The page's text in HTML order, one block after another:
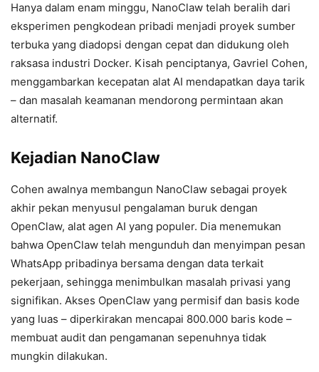
Hanya dalam enam minggu, NanoClaw telah beralih dari
eksperimen pengkodean pribadi menjadi proyek sumber
terbuka yang diadopsi dengan cepat dan didukung oleh
raksasa industri Docker. Kisah penciptanya, Gavriel Cohen,
menggambarkan kecepatan alat AI mendapatkan daya tarik
– dan masalah keamanan mendorong permintaan akan
alternatif.
Kejadian NanoClaw
Cohen awalnya membangun NanoClaw sebagai proyek
akhir pekan menyusul pengalaman buruk dengan
OpenClaw, alat agen AI yang populer. Dia menemukan
bahwa OpenClaw telah mengunduh dan menyimpan pesan
WhatsApp pribadinya bersama dengan data terkait
pekerjaan, sehingga menimbulkan masalah privasi yang
signifikan. Akses OpenClaw yang permisif dan basis kode
yang luas – diperkirakan mencapai 800.000 baris kode –
membuat audit dan pengamanan sepenuhnya tidak
mungkin dilakukan.